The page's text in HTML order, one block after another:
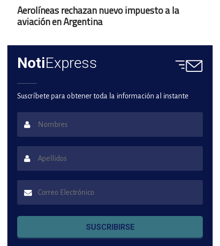
Aerolíneas rechazan nuevo impuesto a la
aviación en Argentina
NotiExpress
Suscríbete para obtener toda la información al instante
SUSCRIBIRSE